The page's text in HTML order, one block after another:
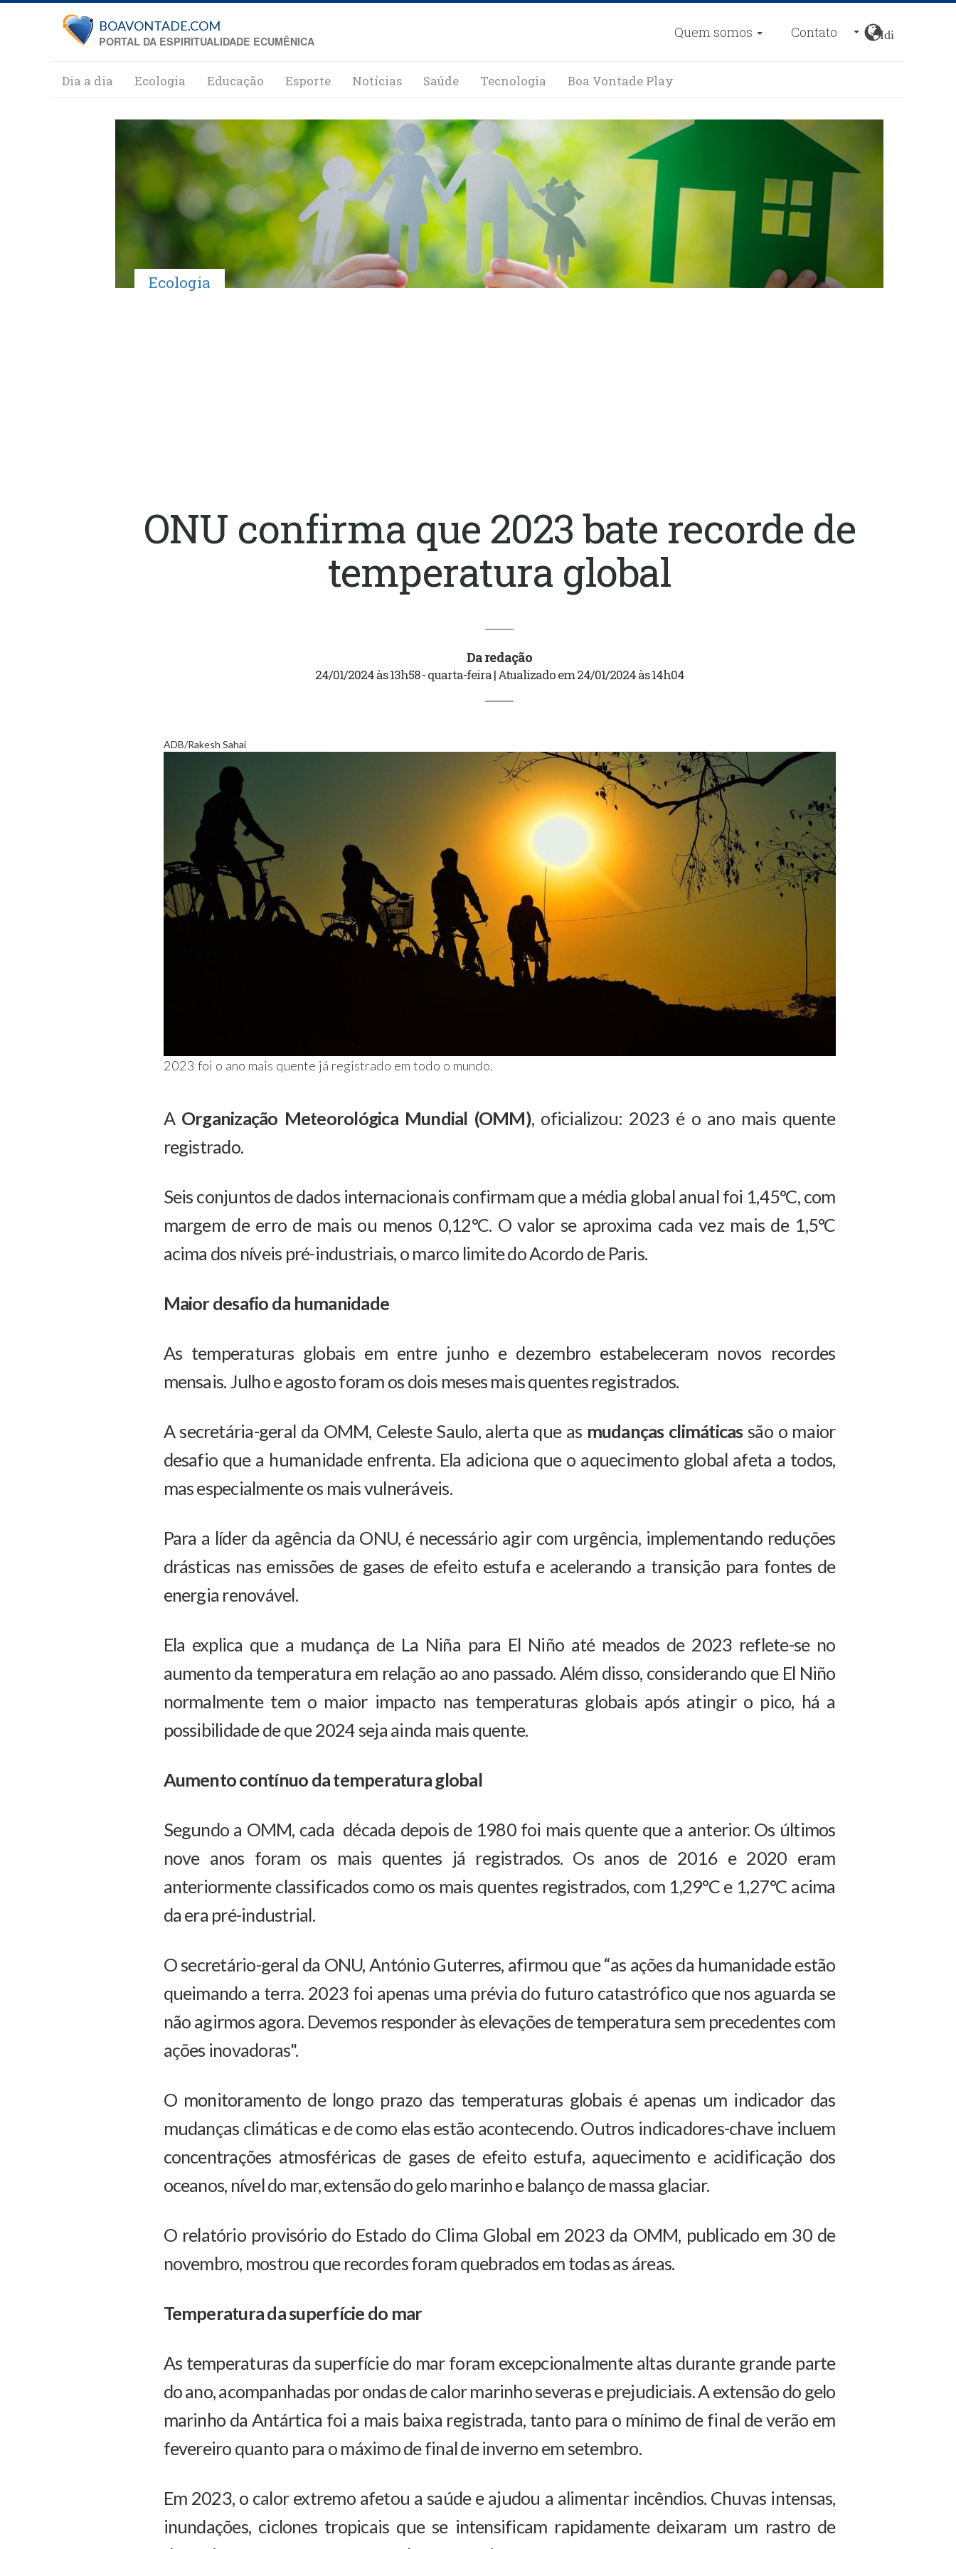
Pular para o conteúdo principal
BOAVONTADE.COM
PORTAL DA ESPIRITUALIDADE ECUMÊNICA
Quem somos Contato Idiomas
Dia a dia Ecologia Educação Esporte Notícias Saúde Tecnologia Boa Vontade Play
Ecologia
ONU confirma que 2023 bate recorde de
temperatura global
Da redação
24/01/2024 às 13h58 - quarta-feira | Atualizado em 24/01/2024 às 14h04
ADB/Rakesh Sahai
2023 foi o ano mais quente já registrado em todo o mundo.
A Organização Meteorológica Mundial (OMM), oficializou: 2023 é o ano mais quente
registrado.
Seis conjuntos de dados internacionais confirmam que a média global anual foi 1,45°C, com
margem de erro de mais ou menos 0,12°C. O valor se aproxima cada vez mais de 1,5°C
acima dos níveis pré-industriais, o marco limite do Acordo de Paris.
Maior desafio da humanidade
As temperaturas globais em entre junho e dezembro estabeleceram novos recordes
mensais. Julho e agosto foram os dois meses mais quentes registrados.
A secretária-geral da OMM, Celeste Saulo, alerta que as mudanças climáticassão o maior
desafio que a humanidade enfrenta. Ela adiciona que o aquecimento global afeta a todos,
mas especialmente os mais vulneráveis.
Para a líder da agência da ONU, é necessário agir com urgência, implementando reduções
drásticas nas emissões de gases de efeito estufa e acelerando a transição para fontes de
energia renovável.
Ela explica que a mudança de La Niña para El Niño até meados de 2023 reflete-se no
aumento da temperatura em relação ao ano passado. Além disso, considerando que El Niño
normalmente tem o maior impacto nas temperaturas globais após atingir o pico, há a
possibilidade de que 2024 seja ainda mais quente.
Aumento contínuo da temperatura global
Segundo a OMM, cada década depois de 1980 foi mais quente que a anterior. Os últimos
nove anos foram os mais quentes já registrados. Os anos de 2016 e 2020 eram
anteriormente classificados como os mais quentes registrados, com 1,29°C e 1,27°C acima
da era pré-industrial.
O secretário-geral da ONU, António Guterres, afirmou que “as ações da humanidade estão
queimando a terra. 2023 foi apenas uma prévia do futuro catastrófico que nos aguarda se
não agirmos agora. Devemos responder às elevações de temperatura sem precedentes com
ações inovadoras".
O monitoramento de longo prazo das temperaturas globais é apenas um indicador das
mudanças climáticas e de como elas estão acontecendo. Outros indicadores-chave incluem
concentrações atmosféricas de gases de efeito estufa, aquecimento e acidificação dos
oceanos, nível do mar, extensão do gelo marinho e balanço de massa glaciar.
O relatório provisório do Estado do Clima Global em 2023 da OMM, publicado em 30 de
novembro, mostrou que recordes foram quebrados em todas as áreas.
Temperatura da superfície do mar
As temperaturas da superfície do mar foram excepcionalmente altas durante grande parte
do ano, acompanhadas por ondas de calor marinho severas e prejudiciais. A extensão do gelo
marinho da Antártica foi a mais baixa registrada, tanto para o mínimo de final de verão em
fevereiro quanto para o máximo de final de inverno em setembro.
Em 2023, o calor extremo afetou a saúde e ajudou a alimentar incêndios. Chuvas intensas,
inundações, ciclones tropicais que se intensificam rapidamente deixaram um rastro de